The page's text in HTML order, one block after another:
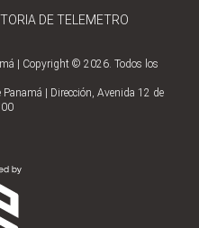
DE TELEMETRO
| Copyright © 2026. Todos los
| Dirección, Avenida 12 de